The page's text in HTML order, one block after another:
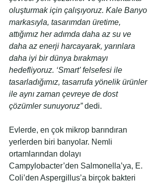
oluşturmak için çalışıyoruz. Kale Banyo
markasıyla, tasarımdan üretime,
attığımız her adımda daha az su ve
daha az enerji harcayarak, yarınlara
daha iyi bir dünya bırakmayı
hedefliyoruz. ‘Smart’ felsefesi ile
tasarladığımız, tasarrufa yönelik ürünler
ile aynı zaman çevreye de dost
çözümler sunuyoruz” dedi.
Evlerde, en çok mikrop barındıran
yerlerden biri banyolar. Nemli
ortamlarından dolayı
Campylobacter’den Salmonella’ya, E.
Coli’den Aspergillus’a birçok bakteri